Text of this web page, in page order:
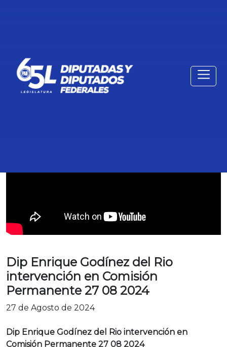
Dip Enrique Godínez del Rio
intervención en Comisión
Permanente 27 08 2024
27 de Agosto de 2024
Dip Enrique Godínez del Rio intervención en
Comisión Permanente 27 08 2024